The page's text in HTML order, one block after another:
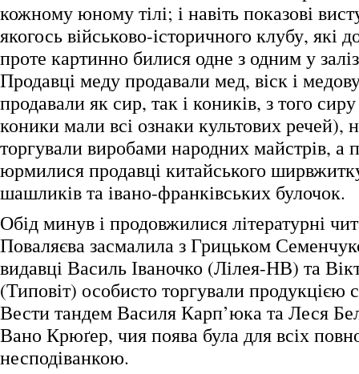
кожному юному тілі; і навіть показові
якогось військово-історичного клубу, які
проте картинно билися одне з одним у
Продавці меду продавали мед, віск і
продавали як сир, так і коників, з того
коники мали всі ознаки культових речей),
торгували виробами народних майстрів, а
юрмилися продавці китайського
шашликів та івано-франківських булочок.
Обід минув і продовжилися літературні
Поваляєва засмалила з Грицьком
видавці Василь Іваночко (Лілея-НВ) та
(Типовіт) особисто торгували продукцією
Вести тандем Василя Карп’юка та Леся
Вано Крюґер, чия поява була для всіх
несподіванкою.